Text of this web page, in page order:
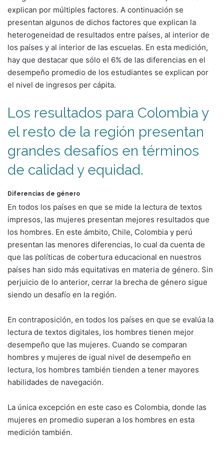
explican por múltiples factores. A continuación se
presentan algunos de dichos factores que explican la
heterogeneidad de resultados entre países, al interior de
los países y al interior de las escuelas. En esta medición,
hay que destacar que sólo el 6% de las diferencias en el
desempeño promedio de los estudiantes se explican por
el nivel de ingresos per cápita.
Los resultados para Colombia y
el resto de la región presentan
grandes desafíos en términos
de calidad y equidad.
Diferencias de género
En todos los países en que se mide la lectura de textos
impresos, las mujeres presentan mejores resultados que
los hombres. En este ámbito, Chile, Colombia y perú
presentan las menores diferencias, lo cual da cuenta de
que las políticas de cobertura educacional en nuestros
países han sido más equitativas en materia de género. Sin
perjuicio de lo anterior, cerrar la brecha de género sigue
siendo un desafío en la región.
En contraposición, en todos los países en que se evalúa la
lectura de textos digitales, los hombres tienen mejor
desempeño que las mujeres. Cuando se comparan
hombres y mujeres de igual nivel de desempeño en
lectura, los hombres también tienden a tener mayores
habilidades de navegación.
La única excepción en este caso es Colombia, donde las
mujeres en promedio superan a los hombres en esta
medición también.